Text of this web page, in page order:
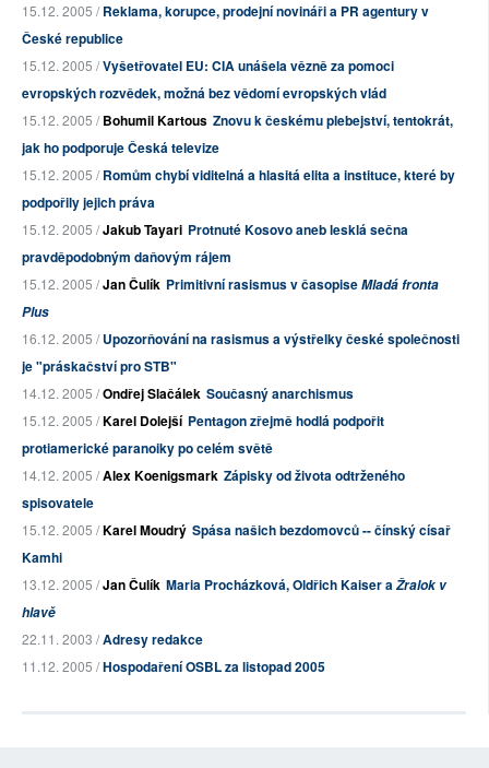
15.12. 2005 /Reklama, korupce, prodejní novináři a PR agentury v
České republice
15.12. 2005 /Vyšetřovatel EU: CIA unášela vězně za pomoci
evropských rozvědek, možná bez vědomí evropských vlád
15.12. 2005 /Bohumil Kartous Znovu k českému plebejství, tentokrát,
jak ho podporuje Česká televize
15.12. 2005 /Romům chybí viditelná a hlasitá elita a instituce, které by
podpořily jejich práva
15.12. 2005 /Jakub Tayari Protnuté Kosovo aneb lesklá sečna
pravděpodobným daňovým rájem
15.12. 2005 /Jan Čulík Primitivní rasismus v časopiseMladá fronta
Plus
16.12. 2005 /Upozorňování na rasismus a výstřelky české společnosti
je "práskačství pro STB"
14.12. 2005 /Ondřej Slačálek Současný anarchismus
15.12. 2005 /Karel Dolejší Pentagon zřejmě hodlá podpořit
protiamerické paranoiky po celém světě
14.12. 2005 /Alex Koenigsmark Zápisky od života odtrženého
spisovatele
15.12. 2005 /Karel Moudrý Spása našich bezdomovců -- čínský císař
Kamhi
13.12. 2005 /Jan Čulík Maria Procházková, Oldřich Kaiser aŽralok v
hlavě
22.11. 2003 /Adresy redakce
11.12. 2005 /Hospodaření OSBL za listopad 2005